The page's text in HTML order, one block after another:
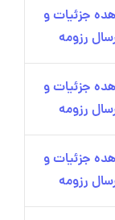
جزئیات و
رزومه
جزئیات و
رزومه
جزئیات و
رزومه